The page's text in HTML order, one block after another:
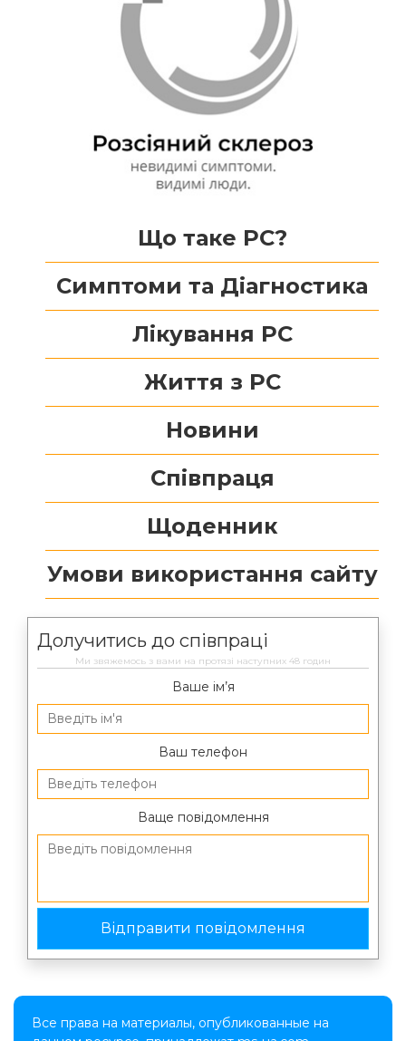
Що таке РС?
Симптоми та Діагностика
Лікування РС
Життя з РС
Новини
Співпраця
Щоденник
Умови використання сайту
Долучитись до співпраці
Ми звяжемось з вами на протязі наступних 48 годин
Ваше ім’я
Ваш телефон
Ваще повідомлення
Все права на материалы, опубликованные на